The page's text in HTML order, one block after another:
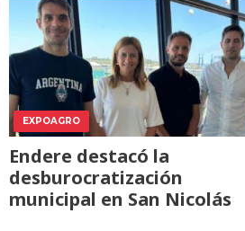
EXPOAGRO
Endere destacó la
desburocratización
municipal en San Nicolás